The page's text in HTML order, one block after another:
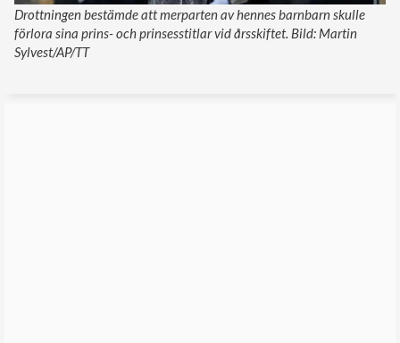
Drottningen bestämde att merparten av hennes barnbarn skulle
förlora sina prins- och prinsesstitlar vid årsskiftet. Bild: Martin
Sylvest/AP/TT